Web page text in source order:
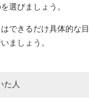
選びましょう。
できるだけ具体的な
ましょう。
た人